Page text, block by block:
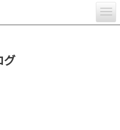
グ